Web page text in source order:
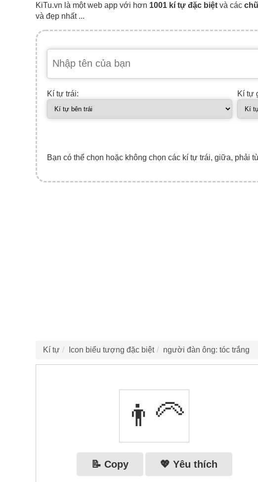
KiTu.vn là một web app với hơn 1001 kí tự đặc biệt và các
và đẹp nhất ...
Kí tự trái: Kí tự
Bạn có thể chọn hoặc không chọn các kí tự trái, giữa, phải
Kí tự Icon biểu tượng đặc biệt người đàn ông: tóc trắng
👨‍🦳
📝 Copy 💖 Yêu thích